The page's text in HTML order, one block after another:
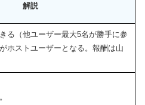
解説
る（他ユーザー最大5名が勝手に参
ホストユーザーとなる。報酬は山